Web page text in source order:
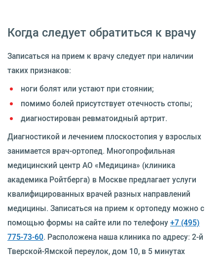
Когда следует обратиться к врачу
Записаться на прием к врачу следует при наличии
таких признаков:
ноги болят или устают при стоянии;
помимо болей присутствует отечность стопы;
диагностирован ревматоидный артрит.
Диагностикой и лечением плоскостопия у взрослых
занимается врач-ортопед. Многопрофильная
медицинский центр АО «Медицина» (клиника
академика Ройтберга) в Москве предлагает услуги
квалифицированных врачей разных направлений
медицины. Записаться на прием к ортопеду можно с
помощью формы на сайте или по телефону+7 (495)
775-73-60. Расположена наша клиника по адресу: 2-й
Тверской-Ямской переулок, дом 10, в 5 минутах